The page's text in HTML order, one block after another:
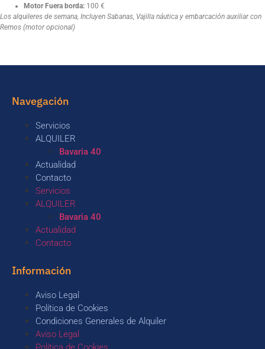
Motor Fuera borda: 100 €
Los alquileres de semana, Incluyen Sabanas, Vajilla náutica y embarcación auxiliar con
Remos (motor opcional)
Navegación
Servicios
ALQUILER
Bavaria 40
Actualidad
Contacto
Servicios
ALQUILER
Bavaria 40
Actualidad
Contacto
Información
Aviso Legal
Política de Cookies
Condiciones Generales de Alquiler
Aviso Legal